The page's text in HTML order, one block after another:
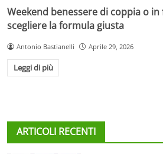
Weekend benessere di coppia o
scegliere la formula giusta
Antonio Bastianelli Aprile 29, 2026
Leggi di più
ARTICOLI RECENTI